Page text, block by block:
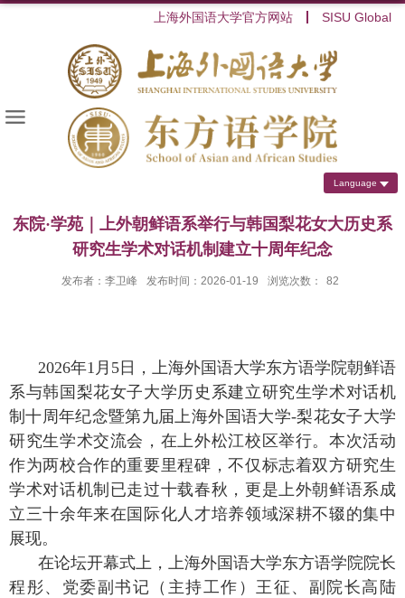
上海外国语大学官方网站 SISU Global
Language
东院·学苑｜上外朝鲜语系举行与韩国梨花女大历史系
研究生学术对话机制建立十周年纪念
发布者：李卫峰 发布时间：2026-01-19 浏览次数： 82
2026年1 月 5日，上海外国语大学东方语学院朝鲜语
系与韩国梨花女子大学历史系建立研究生学术对话机
制十周年纪念暨第九届上海外国语大学-梨花女子大学
研究生学术交流会，在上外松江校区举行。本次活动
作为两校合作的重要里程碑，不仅标志着双方研究生
学术对话机制已走过十载春秋，更是上外朝鲜语系成
立三十余年来在国际化人才培养领域深耕不辍的集中
展现。
在论坛开幕式上，上海外国语大学东方语学院院长
程彤、党委副书记（主持工作）王征、副院长高陆